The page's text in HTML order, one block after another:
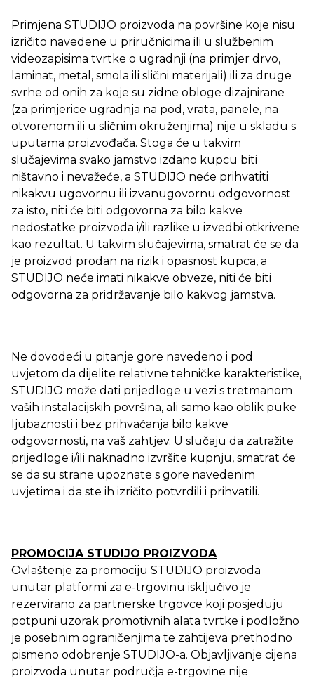
Primjena STUDIJO proizvoda na površine koje nisu
izričito navedene u priručnicima ili u službenim
videozapisima tvrtke o ugradnji (na primjer drvo,
laminat, metal, smola ili slični materijali) ili za druge
svrhe od onih za koje su zidne obloge dizajnirane
(za primjerice ugradnja na pod, vrata, panele, na
otvorenom ili u sličnim okruženjima) nije u skladu s
uputama proizvođača. Stoga će u takvim
slučajevima svako jamstvo izdano kupcu biti
ništavno i nevažeće, a STUDIJO neće prihvatiti
nikakvu ugovornu ili izvanugovornu odgovornost
za isto, niti će biti odgovorna za bilo kakve
nedostatke proizvoda i/ili razlike u izvedbi otkrivene
kao rezultat. U takvim slučajevima, smatrat će se da
je proizvod prodan na rizik i opasnost kupca, a
STUDIJO neće imati nikakve obveze, niti će biti
odgovorna za pridržavanje bilo kakvog jamstva.
Ne dovodeći u pitanje gore navedeno i pod
uvjetom da dijelite relativne tehničke karakteristike,
STUDIJO može dati prijedloge u vezi s tretmanom
vaših instalacijskih površina, ali samo kao oblik puke
ljubaznosti i bez prihvaćanja bilo kakve
odgovornosti, na vaš zahtjev. U slučaju da zatražite
prijedloge i/ili naknadno izvršite kupnju, smatrat će
se da su strane upoznate s gore navedenim
uvjetima i da ste ih izričito potvrdili i prihvatili.
PROMOCIJA STUDIJO PROIZVODA
Ovlaštenje za promociju STUDIJO proizvoda
unutar platformi za e-trgovinu isključivo je
rezervirano za partnerske trgovce koji posjeduju
potpuni uzorak promotivnih alata tvrtke i podložno
je posebnim ograničenjima te zahtijeva prethodno
pismeno odobrenje STUDIJO-a. Objavljivanje cijena
proizvoda unutar područja e-trgovine nije